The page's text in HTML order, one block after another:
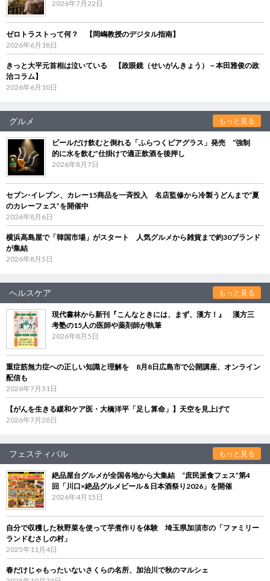
2026年7月22日
ゼロトラストって何？ 【岡嶋教授のデジタル指南】
2026年6月18日
きっと大平元首相は泣いている 【政眼鏡（せいがんきょう）－本田雅俊の政
治コラム】
2026年6月10日
グルメ もっと見る
ビールだけ飲むと倒れる「ふらつくビアグラス」発売 “強制
的に水を飲む”仕掛けで適正飲酒を後押し
2026年8月7日
セブン‐イレブン、カレー15商品を一斉投入 名店監修から冷製うどんまで“夏
のカレーフェス”を開催中
2026年8月6日
横浜高島屋で「韓国市場」がスタート 人気グルメから雑貨まで約30ブランド
が集結
2026年8月5日
ヘルスケア もっと見る
現代書林から新刊『こんなときには、まず、漢方！』 漢方三
考塾の15人の医師や薬剤師が執筆
2026年8月5日
重症筋無力症への正しい知識と理解を 8月8日広島市で公開講座、オンライン
配信も
2026年7月31日
【がんを生きる緩和ケア医・大橋洋平「足し算命」】天空を見上げて
2026年7月28日
フェスティバル もっと見る
絶品屋台グルメが全国各地から大集結 “庶民派食フェス”第4
回「川口×絶品グルメビール＆日本酒祭り2026」を開催
2026年4月15日
自分で収穫した秋野菜を使って芋煮作りを体験 埼玉県加須市の「ファミリー
ランドむさしの村」
2025年11月4日
春だけじゃもったいないさくらの名所、加治川で秋のマルシェ